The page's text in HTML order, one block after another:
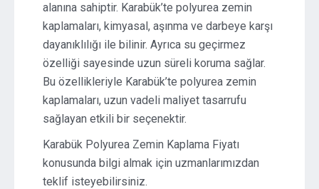
alanına sahiptir. Karabük’te polyurea zemin
kaplamaları, kimyasal, aşınma ve darbeye karşı
dayanıklılığı ile bilinir. Ayrıca su geçirmez
özelliği sayesinde uzun süreli koruma sağlar.
Bu özellikleriyle Karabük’te polyurea zemin
kaplamaları, uzun vadeli maliyet tasarrufu
sağlayan etkili bir seçenektir.
Karabük Polyurea Zemin Kaplama Fiyatı
konusunda bilgi almak için uzmanlarımızdan
teklif isteyebilirsiniz.